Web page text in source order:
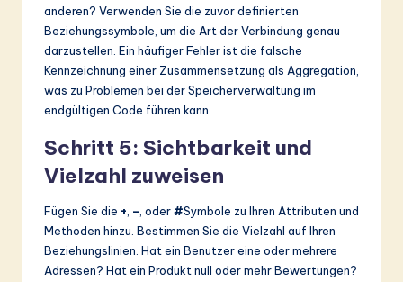
anderen? Verwenden Sie die zuvor definierten
Beziehungssymbole, um die Art der Verbindung genau
darzustellen. Ein häufiger Fehler ist die falsche
Kennzeichnung einer Zusammensetzung als Aggregation,
was zu Problemen bei der Speicherverwaltung im
endgültigen Code führen kann.
Schritt 5: Sichtbarkeit und
Vielzahl zuweisen
Fügen Sie die +, –, oder#Symbole zu Ihren Attributen und
Methoden hinzu. Bestimmen Sie die Vielzahl auf Ihren
Beziehungslinien. Hat ein Benutzer eine oder mehrere
Adressen? Hat ein Produkt null oder mehr Bewertungen?